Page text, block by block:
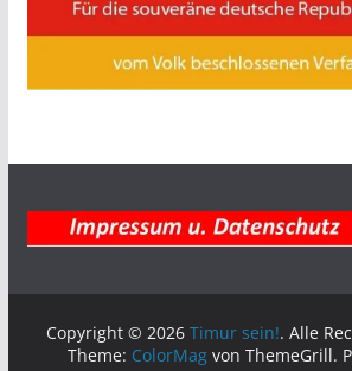
Copyright © 2026Timur sein!. Alle
Theme: ColorMagvon ThemeGrill.